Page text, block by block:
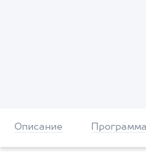
Описание Программа